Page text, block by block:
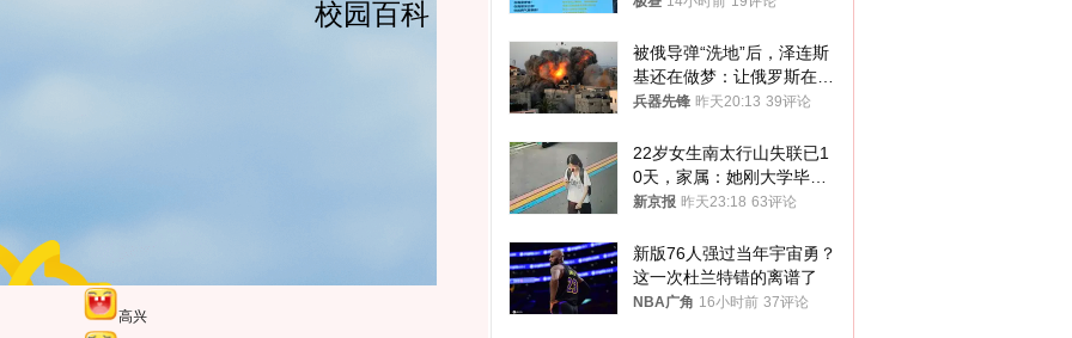
高兴
被俄导弹“洗地”后，泽连斯
基还在做梦：让俄罗斯在冬
季前求和？
兵器先锋 昨天20:13 39评论
22岁女生南太行山失联已1
0天，家属：她刚大学毕业
想到山里旅行
新京报 昨天23:18 63评论
新版76人强过当年宇宙勇？
这一次杜兰特错的离谱了
NBA广角 16小时前 37评论